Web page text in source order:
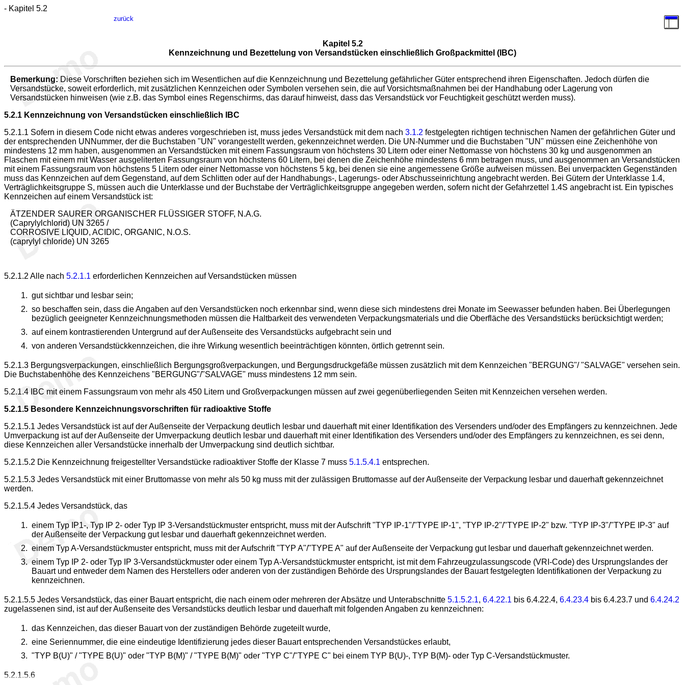
- Kapitel 5.2
zurück
Kapitel 5.2
Kennzeichnung und Bezettelung von Versandstücken einschließlich Großpackmittel (IBC)
Bemerkung: Diese Vorschriften beziehen sich im Wesentlichen auf die Kennzeichnung und Bezettelung gefährlicher Güter entsprechend ihren Eigenschaften. Jedoch dürfen die
Versandstücke, soweit erforderlich, mit zusätzlichen Kennzeichen oder Symbolen versehen sein, die auf Vorsichtsmaßnahmen bei der Handhabung oder Lagerung von
Versandstücken hinweisen (wie z.B. das Symbol eines Regenschirms, das darauf hinweist, dass das Versandstück vor Feuchtigkeit geschützt werden muss).
5.2.1 Kennzeichnung von Versandstücken einschließlich IBC
5.2.1.1 Sofern in diesem Code nicht etwas anderes vorgeschrieben ist, muss jedes Versandstück mit dem nach 3.1.2 festgelegten richtigen technischen Namen der gefährlichen Güter und
der entsprechenden UNNummer, der die Buchstaben "UN" vorangestellt werden, gekennzeichnet werden. Die UN-Nummer und die Buchstaben "UN" müssen eine Zeichenhöhe von
mindestens 12 mm haben, ausgenommen an Versandstücken mit einem Fassungsraum von höchstens 30 Litern oder einer Nettomasse von höchstens 30 kg und ausgenommen an
Flaschen mit einem mit Wasser ausgeliterten Fassungsraum von höchstens 60 Litern, bei denen die Zeichenhöhe mindestens 6 mm betragen muss, und ausgenommen an Versandstücken
mit einem Fassungsraum von höchstens 5 Litern oder einer Nettomasse von höchstens 5 kg, bei denen sie eine angemessene Größe aufweisen müssen. Bei unverpackten Gegenständen
muss das Kennzeichen auf dem Gegenstand, auf dem Schlitten oder auf der Handhabungs-, Lagerungs- oder Abschusseinrichtung angebracht werden. Bei Gütern der Unterklasse 1.4,
Verträglichkeitsgruppe S, müssen auch die Unterklasse und der Buchstabe der Verträglichkeitsgruppe angegeben werden, sofern nicht der Gefahrzettel 1.4S angebracht ist. Ein typisches
Kennzeichen auf einem Versandstück ist:
ÄTZENDER SAURER ORGANISCHER FLÜSSIGER STOFF, N.A.G.
(Caprylylchlorid) UN 3265 /
CORROSIVE LIQUID, ACIDIC, ORGANIC, N.O.S.
(caprylyl chloride) UN 3265
5.2.1.2 Alle nach 5.2.1.1 erforderlichen Kennzeichen auf Versandstücken müssen
gut sichtbar und lesbar sein;
so beschaffen sein, dass die Angaben auf den Versandstücken noch erkennbar sind, wenn diese sich mindestens drei Monate im Seewasser befunden haben. Bei Überlegungen
bezüglich geeigneter Kennzeichnungsmethoden müssen die Haltbarkeit des verwendeten Verpackungsmaterials und die Oberfläche des Versandstücks berücksichtigt werden;
auf einem kontrastierenden Untergrund auf der Außenseite des Versandstücks aufgebracht sein und
von anderen Versandstückkennzeichen, die ihre Wirkung wesentlich beeinträchtigen könnten, örtlich getrennt sein.
5.2.1.3 Bergungsverpackungen, einschließlich Bergungsgroßverpackungen, und Bergungsdruckgefäße müssen zusätzlich mit dem Kennzeichen "BERGUNG"/ "SALVAGE" versehen sein.
Die Buchstabenhöhe des Kennzeichens "BERGUNG"/"SALVAGE" muss mindestens 12 mm sein.
5.2.1.4 IBC mit einem Fassungsraum von mehr als 450 Litern und Großverpackungen müssen auf zwei gegenüberliegenden Seiten mit Kennzeichen versehen werden.
5.2.1.5 Besondere Kennzeichnungsvorschriften für radioaktive Stoffe
5.2.1.5.1 Jedes Versandstück ist auf der Außenseite der Verpackung deutlich lesbar und dauerhaft mit einer Identifikation des Versenders und/oder des Empfängers zu kennzeichnen. Jede
Umverpackung ist auf der Außenseite der Umverpackung deutlich lesbar und dauerhaft mit einer Identifikation des Versenders und/oder des Empfängers zu kennzeichnen, es sei denn,
diese Kennzeichen aller Versandstücke innerhalb der Umverpackung sind deutlich sichtbar.
5.2.1.5.2 Die Kennzeichnung freigestellter Versandstücke radioaktiver Stoffe der Klasse 7 muss 5.1.5.4.1 entsprechen.
5.2.1.5.3 Jedes Versandstück mit einer Bruttomasse von mehr als 50 kg muss mit der zulässigen Bruttomasse auf der Außenseite der Verpackung lesbar und dauerhaft gekennzeichnet
werden.
5.2.1.5.4 Jedes Versandstück, das
einem Typ IP1-, Typ IP 2- oder Typ IP 3-Versandstückmuster entspricht, muss mit der Aufschrift "TYP IP-1"/"TYPE IP-1", "TYP IP-2"/"TYPE IP-2" bzw. "TYP IP-3"/"TYPE IP-3" auf
der Außenseite der Verpackung gut lesbar und dauerhaft gekennzeichnet werden.
einem Typ A-Versandstückmuster entspricht, muss mit der Aufschrift "TYP A"/"TYPE A" auf der Außenseite der Verpackung gut lesbar und dauerhaft gekennzeichnet werden.
einem Typ IP 2- oder Typ IP 3-Versandstückmuster oder einem Typ A-Versandstückmuster entspricht, ist mit dem Fahrzeugzulassungscode (VRI-Code) des Ursprungslandes der
Bauart und entweder dem Namen des Herstellers oder anderen von der zuständigen Behörde des Ursprungslandes der Bauart festgelegten Identifikationen der Verpackung zu
kennzeichnen.
5.2.1.5.5 Jedes Versandstück, das einer Bauart entspricht, die nach einem oder mehreren der Absätze und Unterabschnitte 5.1.5.2.1, 6.4.22.1 bis 6.4.22.4, 6.4.23.4 bis 6.4.23.7 und 6.4.24.2
zugelassenen sind, ist auf der Außenseite des Versandstücks deutlich lesbar und dauerhaft mit folgenden Angaben zu kennzeichnen:
das Kennzeichen, das dieser Bauart von der zuständigen Behörde zugeteilt wurde,
eine Seriennummer, die eine eindeutige Identifizierung jedes dieser Bauart entsprechenden Versandstückes erlaubt,
"TYP B(U)" / "TYPE B(U)" oder "TYP B(M)" / "TYPE B(M)" oder "TYP C"/"TYPE C" bei einem TYP B(U)-, TYP B(M)- oder Typ C-Versandstückmuster.
5.2.1.5.6